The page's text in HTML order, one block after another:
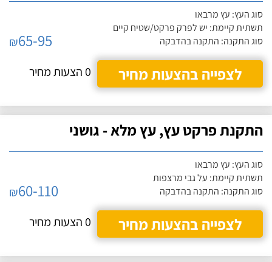
סוג העץ: עץ מרבאו
תשתית קיימת: יש לפרק פרקט/שטיח קיים
סוג התקנה: התקנה בהדבקה
₪65-95
לצפייה בהצעות מחיר
0 הצעות מחיר
התקנת פרקט עץ, עץ מלא - גושני
סוג העץ: עץ מרבאו
תשתית קיימת: על גבי מרצפות
סוג התקנה: התקנה בהדבקה
₪60-110
לצפייה בהצעות מחיר
0 הצעות מחיר